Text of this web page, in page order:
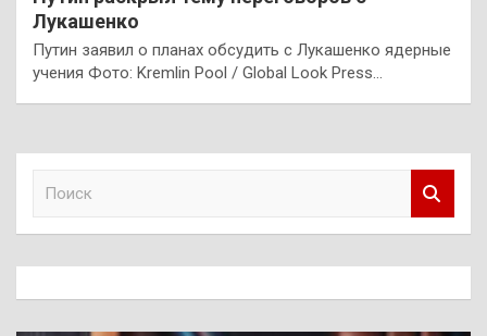
Лукашенко
Путин заявил о планах обсудить с Лукашенко ядерные
учения Фото: Kremlin Pool / Global Look Press…
к